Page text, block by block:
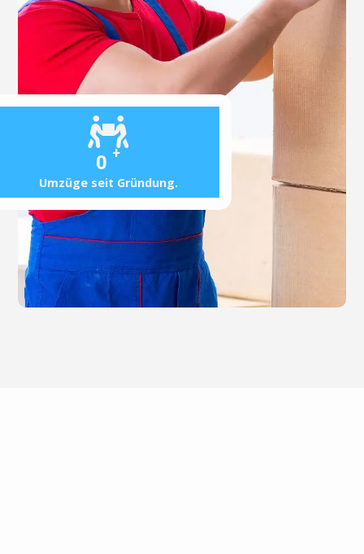
0 +
Umzüge seit Gründung.